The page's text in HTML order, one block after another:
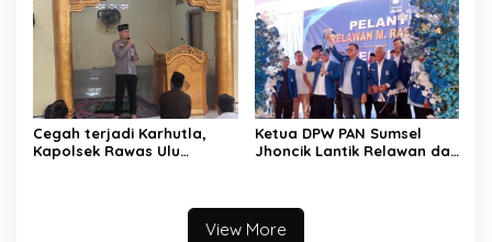
Cegah terjadi Karhutla,
Kapolsek Rawas Ulu
Ketua DPW PAN Sumsel
Jhoncik Lantik Relawan dan
Langsung Peresmian
Rumah PAN
View More